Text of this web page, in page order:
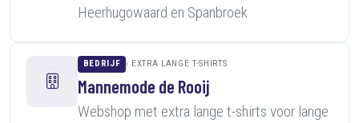
Heerhugowaard en Spanbroek
BEDRIJF EXTRA LANGE T-SHIRTS
Mannemode de Rooij
Webshop met extra lange t-shirts voor lange